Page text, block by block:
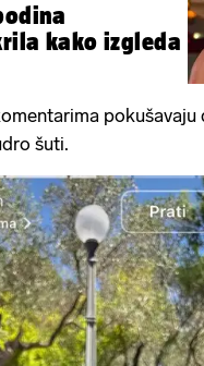
kako izgleda
pokušavaju
šuti.